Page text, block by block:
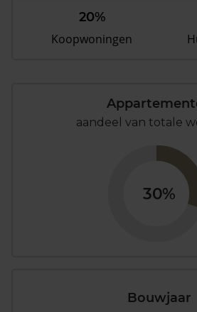
20%
Koopwoningen
aandeel van totale
30%
Bouwjaar